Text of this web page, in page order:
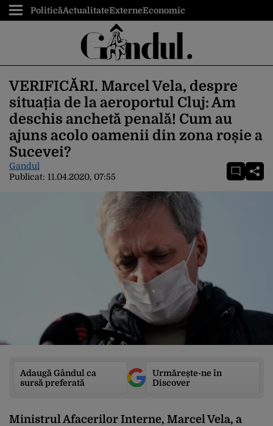
PoliticăActualitateExterneEconomic
VERIFICĂRI. Marcel Vela, despre
situația de la aeroportul Cluj: Am
deschis anchetă penală! Cum au
ajuns acolo oamenii din zona roșie a
Sucevei?
Gandul
Publicat: 11.04.2020, 07:55
Adaugă Gândul ca
sursă preferată
Urmărește-ne în
Discover
Ministrul Afacerilor Interne, Marcel Vela, a